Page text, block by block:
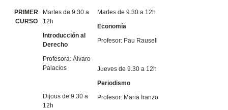
PRIMER
CURSO
Martes de 9.30 a
12h
Introducción al
Derecho
Profesora: Álvaro
Palacios
Dijous de 9.30 a
12h
Martes de 9.30 a 12h
Economía
Profesor: Pau Rausell
Jueves de 9.30 a 12h
Periodismo
Profesor: Maria Iranzo